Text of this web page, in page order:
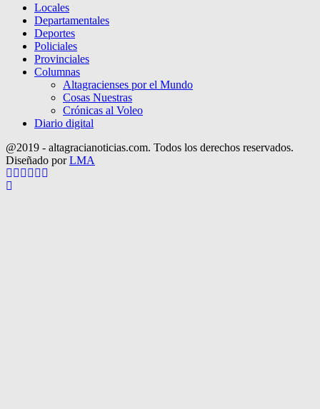
Locales
Departamentales
Deportes
Policiales
Provinciales
Columnas
Altagracienses por el Mundo
Cosas Nuestras
Crónicas al Voleo
Diario digital
@2019 - altagracianoticias.com. Todos los derechos reservados.
Diseñado porLMA
Facebook
Twitter
Instagram
Pinterest
Google